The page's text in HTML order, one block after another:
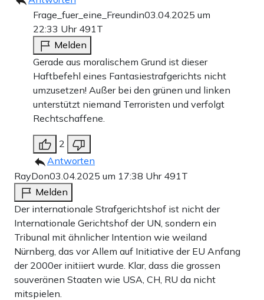
Frage_fuer_eine_Freundin03.04.2025 um
22:33 Uhr 491T
Melden
Gerade aus moralischem Grund ist dieser
Haftbefehl eines Fantasiestrafgerichts nicht
umzusetzen! Außer bei den grünen und linken
unterstützt niemand Terroristen und verfolgt
Rechtschaffene.
2
Antworten
RayDon03.04.2025 um 17:38 Uhr 491T
Melden
Der internationale Strafgerichtshof ist nicht der
Internationale Gerichtshof der UN, sondern ein
Tribunal mit ähnlicher Intention wie weiland
Nürnberg, das vor Allem auf Initiative der EU Anfang
der 2000er initiiert wurde. Klar, dass die grossen
souveränen Staaten wie USA, CH, RU da nicht
mitspielen.